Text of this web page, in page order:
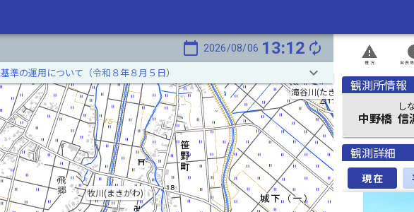
calendar_today 2026/08/06 13:12 autorenew
滝谷川(たきやがわ)
牧川(まきがわ)
準の運用について（令和８年８月５日） keyboard_arrow_down
概況
report_problem
発表
観測所情報
中野橋
し
信
観測詳細
現在